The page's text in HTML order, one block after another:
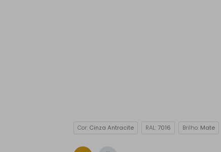
Cor: Cinza Antracite RAL:7016 Brilho: Mate